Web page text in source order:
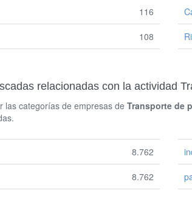
116
108
relacionadas con la actividad
las categorías de empresas de Transporte de
8.762
8.762